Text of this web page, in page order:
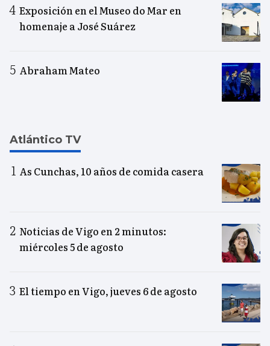
Exposición en el Museo do Mar en
homenaje a José Suárez
Abraham Mateo
Atlántico TV
As Cunchas, 10 años de comida casera
Noticias de Vigo en 2 minutos:
miércoles 5 de agosto
El tiempo en Vigo, jueves 6 de agosto